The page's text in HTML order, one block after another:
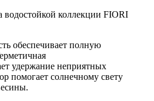
коллекции FIORI
обеспечивает полную
удержание неприятных
помогает солнечному свету